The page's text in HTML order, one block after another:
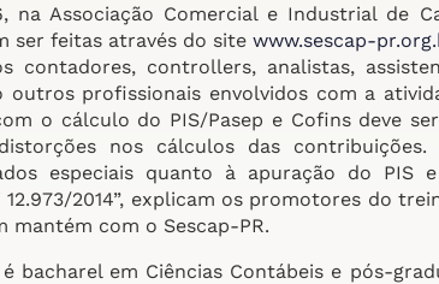
na Associação Comercial e Industrial de
ser feitas através do site www.sescap-
contadores, controllers, analistas,
profissionais envolvidos com a
o cálculo do PIS/Pasep e Cofins deve
nos cálculos das
especiais quanto à apuração do PIS
2014”, explicam os promotores do
mantém com o Sescap-PR.
bacharel em Ciências Contábeis e pós-